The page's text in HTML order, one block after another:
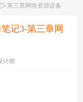
第三章网络资源设备
记3-第三章网
计师